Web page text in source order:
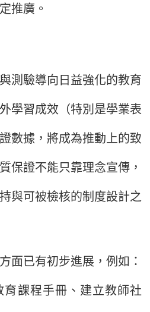
推廣。
驗導向日益強化的教育
學習成效（特別是學業表
數據，將成為推動上的致
保證不能只靠理念宣傳，
與可被檢核的制度設計之
已有初步進展，例如：
課程手冊、建立教師社